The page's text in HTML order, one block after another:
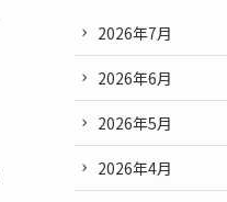
2026年7月
2026年6月
2026年5月
2026年4月